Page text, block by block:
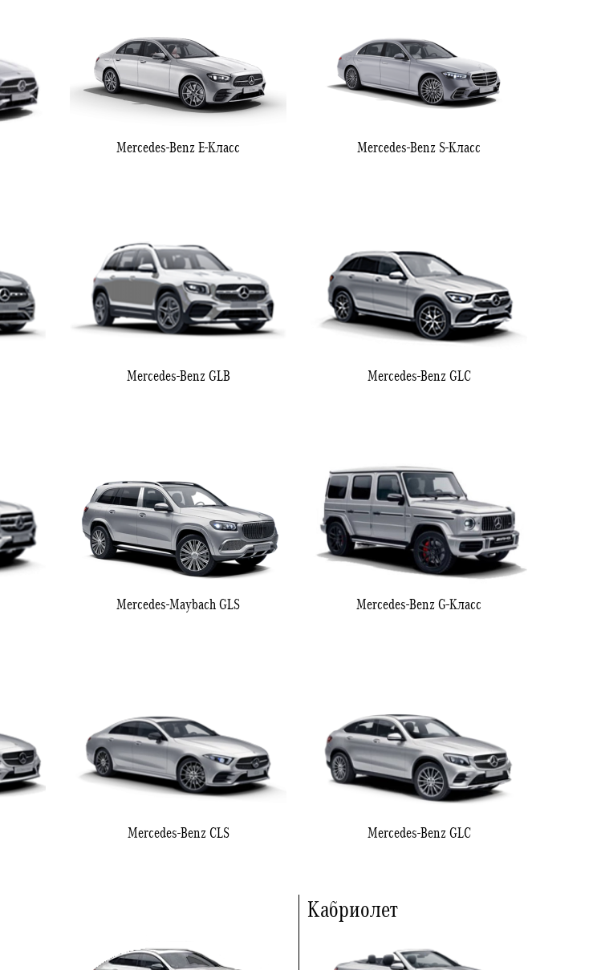
Mercedes-Benz E-Класс Mercedes-Benz S-Класс
Mercedes-Benz GLB Mercedes-Benz GLC
Mercedes-Maybach GLS Mercedes-Benz G-Класс
Mercedes-Benz CLS Mercedes-Benz GLC
Кабриолет